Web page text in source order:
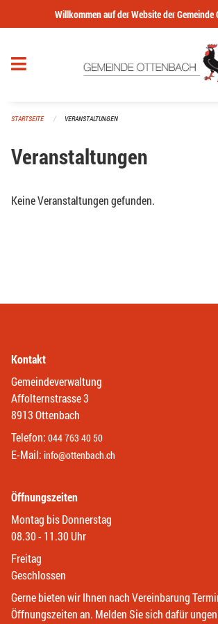
Navigation überspringen
Willkommen auf der Website der Gemeinde
STARTSEITE VERANSTALTUNGEN
Veranstaltungen
Keine Veranstaltungen gefunden.
Kontakt
Gemeindeverwaltung
Affolternstrasse 3
8913 Ottenbach
Telefon: 044 763 40 50
E-Mail: info@ottenbach.ch
Öffnungszeiten
Montag bis Donnerstag
08.30 - 11.30 Uhr
Freitag
Geschlossen
Gerne bieten wir Ihnen nach Vereinbarung
Öffnungszeiten an. Melden Sie sich dafür